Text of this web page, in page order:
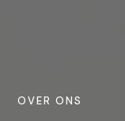
OVER ONS